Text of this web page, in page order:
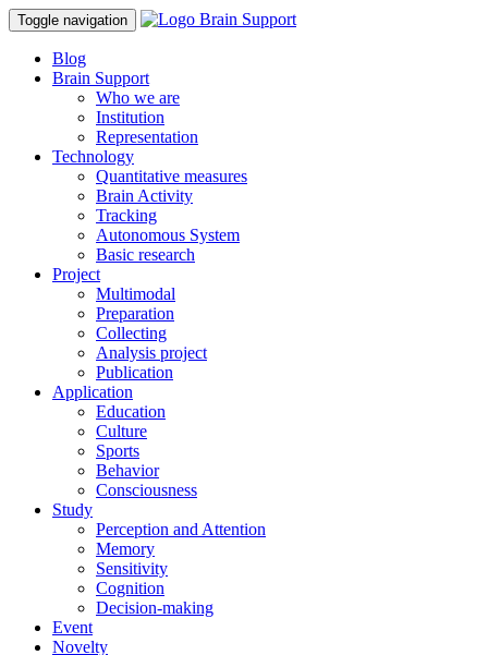
Toggle navigation
Blog
Brain Support
Who we are
Institution
Representation
Technology
Quantitative measures
Brain Activity
Tracking
Autonomous System
Basic research
Project
Multimodal
Preparation
Collecting
Analysis project
Publication
Application
Education
Culture
Sports
Behavior
Consciousness
Study
Perception and Attention
Memory
Sensitivity
Cognition
Decision-making
Event
Novelty